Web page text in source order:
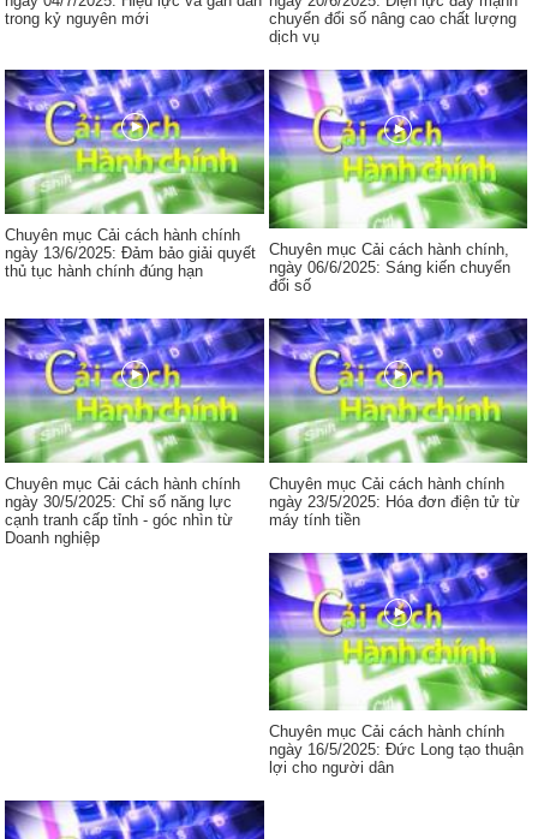
trong kỷ nguyên mới
chuyển đổi số nâng cao chất lượng
dịch vụ
Chuyên mục Cải cách hành chính
ngày 13/6/2025: Đảm bảo giải quyết
thủ tục hành chính đúng hạn
Chuyên mục Cải cách hành chính,
ngày 06/6/2025: Sáng kiến chuyển
đổi số
Chuyên mục Cải cách hành chính
ngày 30/5/2025: Chỉ số năng lực
cạnh tranh cấp tỉnh - góc nhìn từ
Doanh nghiệp
Chuyên mục Cải cách hành chính
ngày 23/5/2025: Hóa đơn điện tử từ
máy tính tiền
Chuyên mục Cải cách hành chính
ngày 16/5/2025: Đức Long tạo thuận
lợi cho người dân